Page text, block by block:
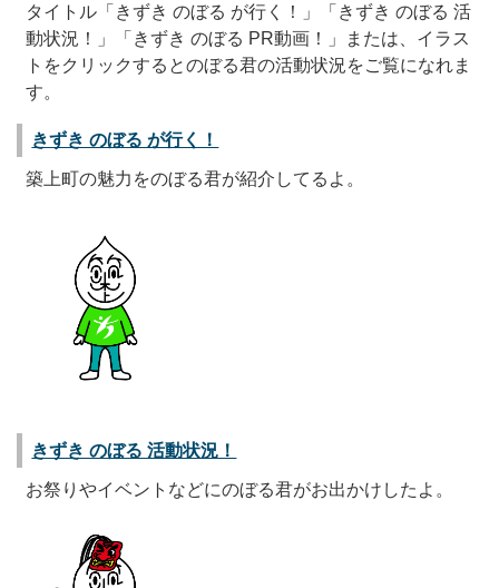
タイトル「きずき のぼる が行く！」「きずき のぼる 活
動状況！」「きずき のぼる PR動画！」または、イラス
トをクリックするとのぼる君の活動状況をご覧になれま
す。
きずき のぼる が行く！
築上町の魅力をのぼる君が紹介してるよ。
きずき のぼる 活動状況！
お祭りやイベントなどにのぼる君がお出かけしたよ。